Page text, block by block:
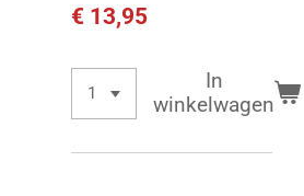
€ 13,95
In
winkelwagen